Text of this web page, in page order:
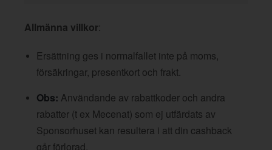
Allmänna villkor:
Ersättning ges i normalfallet inte på moms,
försäkringar, presentkort och frakt.
Obs: Användande av rabattkoder och andra
rabatter (t ex Mecenat) som ej utfärdats av
Sponsorhuset kan resultera i att din cashback
går förlorad.